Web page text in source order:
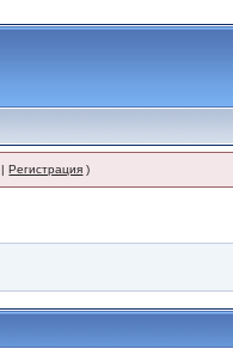
|Регистрация )